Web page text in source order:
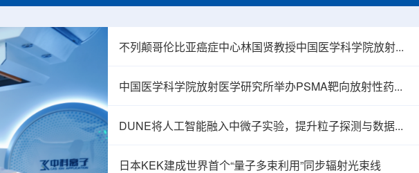
不列颠哥伦比亚癌症中心林国贤教授中国医学科学院放射医学研究所开展学术交流
中国医学科学院放射医学研究所举办PSMA靶向放射性药物学术报告会
DUNE将人工智能融入中微子实验，提升粒子探测与数据处理能力
日本KEK建成世界首个“量子多束利用”同步辐射光束线